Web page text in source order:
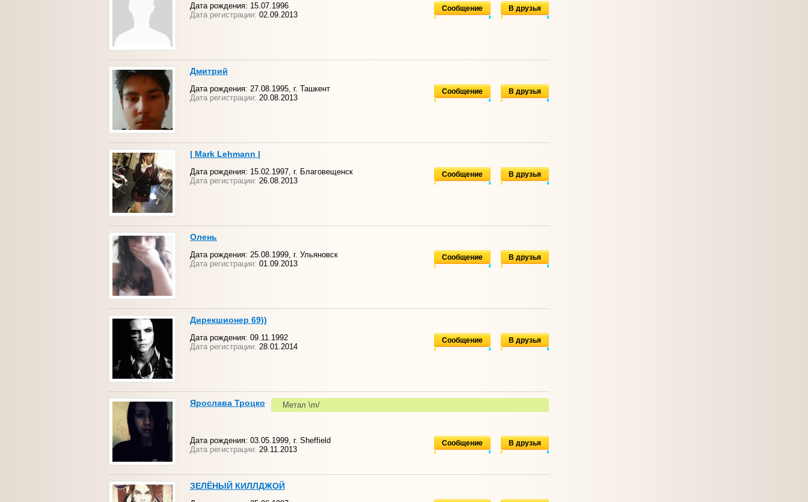
В друзья
Сообщение
Дата рождения: 15.07.1996
Дата регистрации: 02.09.2013
Дмитрий
В друзья
Сообщение
Дата рождения: 27.08.1995, г. Ташкент
Дата регистрации: 20.08.2013
| Mark Lehmann |
В друзья
Сообщение
Дата рождения: 15.02.1997, г. Благовещенск
Дата регистрации: 26.08.2013
Олень
В друзья
Сообщение
Дата рождения: 25.08.1999, г. Ульяновск
Дата регистрации: 01.09.2013
Дирекшионер 69))
В друзья
Сообщение
Дата рождения: 09.11.1992
Дата регистрации: 28.01.2014
Ярослава Троцко Метал \m/
В друзья
Сообщение
Дата рождения: 03.05.1999, г. Sheffield
Дата регистрации: 29.11.2013
ЗЕЛЁНЫЙ КИЛЛДЖОЙ